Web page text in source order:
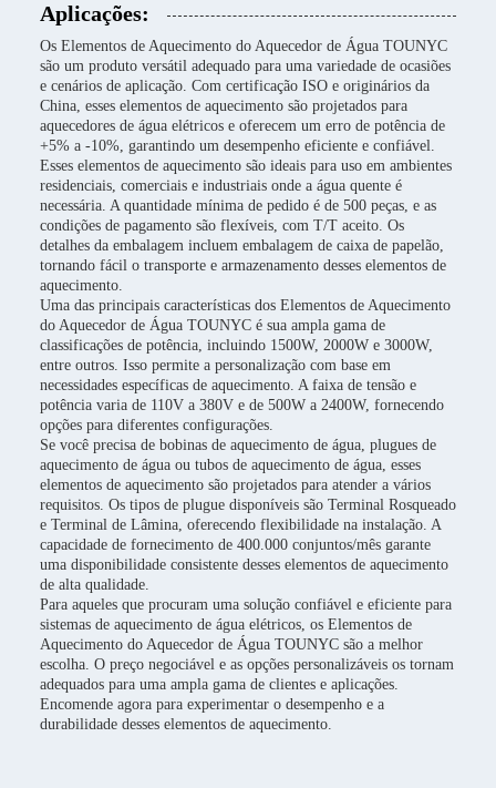
Aplicações:
Os Elementos de Aquecimento do Aquecedor de Água TOUNYC
são um produto versátil adequado para uma variedade de ocasiões
e cenários de aplicação. Com certificação ISO e originários da
China, esses elementos de aquecimento são projetados para
aquecedores de água elétricos e oferecem um erro de potência de
+5% a -10%, garantindo um desempenho eficiente e confiável.
Esses elementos de aquecimento são ideais para uso em ambientes
residenciais, comerciais e industriais onde a água quente é
necessária. A quantidade mínima de pedido é de 500 peças, e as
condições de pagamento são flexíveis, com T/T aceito. Os
detalhes da embalagem incluem embalagem de caixa de papelão,
tornando fácil o transporte e armazenamento desses elementos de
aquecimento.
Uma das principais características dos Elementos de Aquecimento
do Aquecedor de Água TOUNYC é sua ampla gama de
classificações de potência, incluindo 1500W, 2000W e 3000W,
entre outros. Isso permite a personalização com base em
necessidades específicas de aquecimento. A faixa de tensão e
potência varia de 110V a 380V e de 500W a 2400W, fornecendo
opções para diferentes configurações.
Se você precisa de bobinas de aquecimento de água, plugues de
aquecimento de água ou tubos de aquecimento de água, esses
elementos de aquecimento são projetados para atender a vários
requisitos. Os tipos de plugue disponíveis são Terminal Rosqueado
e Terminal de Lâmina, oferecendo flexibilidade na instalação. A
capacidade de fornecimento de 400.000 conjuntos/mês garante
uma disponibilidade consistente desses elementos de aquecimento
de alta qualidade.
Para aqueles que procuram uma solução confiável e eficiente para
sistemas de aquecimento de água elétricos, os Elementos de
Aquecimento do Aquecedor de Água TOUNYC são a melhor
escolha. O preço negociável e as opções personalizáveis os tornam
adequados para uma ampla gama de clientes e aplicações.
Encomende agora para experimentar o desempenho e a
durabilidade desses elementos de aquecimento.